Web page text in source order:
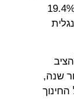
52.3% שנה קודם לכן, ואילו באנגלית עמד הנתון על 88.9%. כמו כן, 19.4%
אנגלית
שנה,